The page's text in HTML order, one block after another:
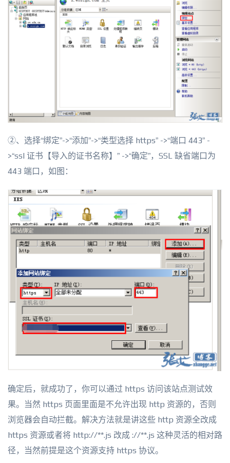
②、选择“绑定”->“添加”->“类型选择 https” ->“端口 443” -
>“ssl 证书【导入的证书名称】” ->“确定”，SSL 缺省端口为
443 端口，如图：
确定后，就成功了，你可以通过 https 访问该站点测试效
果。当然 https 页面里面是不允许出现 http 资源的，否则
浏览器会自动拦截。解决方法就是讲这些 http 资源全改成
https 资源或者将 http://**.js 改成 ://**.js 这种灵活的相对路
径，当然前提是这个资源支持 https 协议。